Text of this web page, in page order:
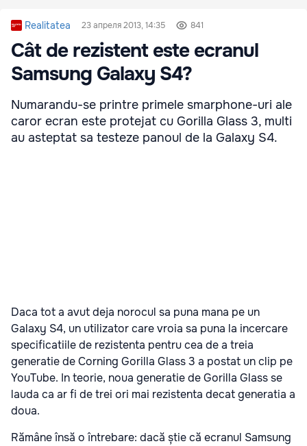
Realitatea 23 апреля 2013, 14:35 841
Cât de rezistent este ecranul
Samsung Galaxy S4?
Numarandu-se printre primele smarphone-uri ale
caror ecran este protejat cu Gorilla Glass 3, multi
au asteptat sa testeze panoul de la Galaxy S4.
Daca tot a avut deja norocul sa puna mana pe un
Galaxy S4, un utilizator care vroia sa puna la incercare
specificatiile de rezistenta pentru cea de a treia
generatie de Corning Gorilla Glass 3 a postat un clip pe
YouTube. In teorie, noua generatie de Gorilla Glass se
lauda ca ar fi de trei ori mai rezistenta decat generatia a
doua.
Rămâne însă o întrebare: dacă știe că ecranul Samsung